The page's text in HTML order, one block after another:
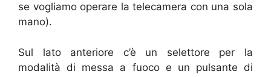
se vogliamo operare la telecamera con una sola
mano).
Sul lato anteriore c’è un selettore per la
modalità di messa a fuoco e un pulsante di